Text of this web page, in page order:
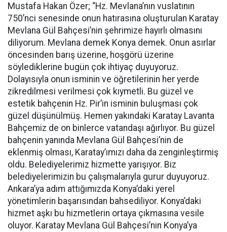
Mustafa Hakan Özer; “Hz. Mevlana’nın vuslatının
750’nci senesinde onun hatırasına oluşturulan Karatay
Mevlana Gül Bahçesi’nin şehrimize hayırlı olmasını
diliyorum. Mevlana demek Konya demek. Onun asırlar
öncesinden barış üzerine, hoşgörü üzerine
söylediklerine bugün çok ihtiyaç duyuyoruz.
Dolayısıyla onun isminin ve öğretilerinin her yerde
zikredilmesi verilmesi çok kıymetli. Bu güzel ve
estetik bahçenin Hz. Pir’in isminin buluşması çok
güzel düşünülmüş. Hemen yakındaki Karatay Lavanta
Bahçemiz de on binlerce vatandaşı ağırlıyor. Bu güzel
bahçenin yanında Mevlana Gül Bahçesi’nin de
eklenmiş olması, Karatay’ımızı daha da zenginleştirmiş
oldu. Belediyelerimiz hizmette yarışıyor. Biz
belediyelerimizin bu çalışmalarıyla gurur duyuyoruz.
Ankara’ya adım attığımızda Konya’daki yerel
yönetimlerin başarısından bahsediliyor. Konya’daki
hizmet aşkı bu hizmetlerin ortaya çıkmasına vesile
oluyor. Karatay Mevlana Gül Bahçesi’nin Konya’ya